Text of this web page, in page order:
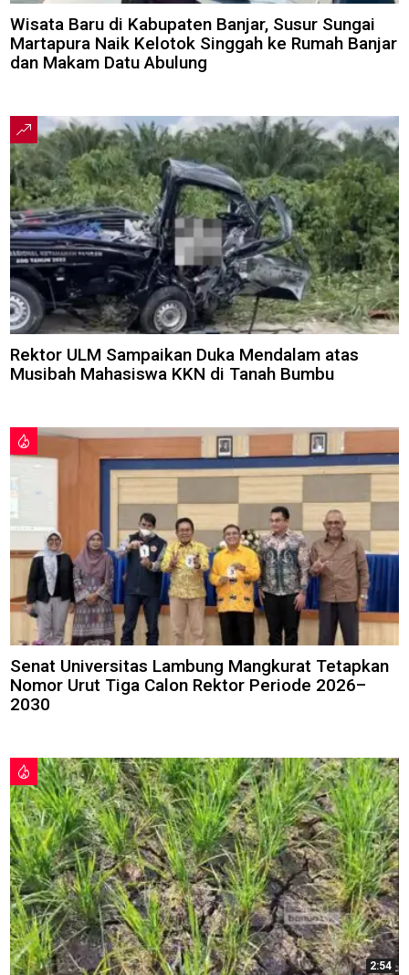
Wisata Baru di Kabupaten Banjar, Susur Sungai
Martapura Naik Kelotok Singgah ke Rumah Banjar
dan Makam Datu Abulung
Rektor ULM Sampaikan Duka Mendalam atas
Musibah Mahasiswa KKN di Tanah Bumbu
Senat Universitas Lambung Mangkurat Tetapkan
Nomor Urut Tiga Calon Rektor Periode 2026–
2030
2:54